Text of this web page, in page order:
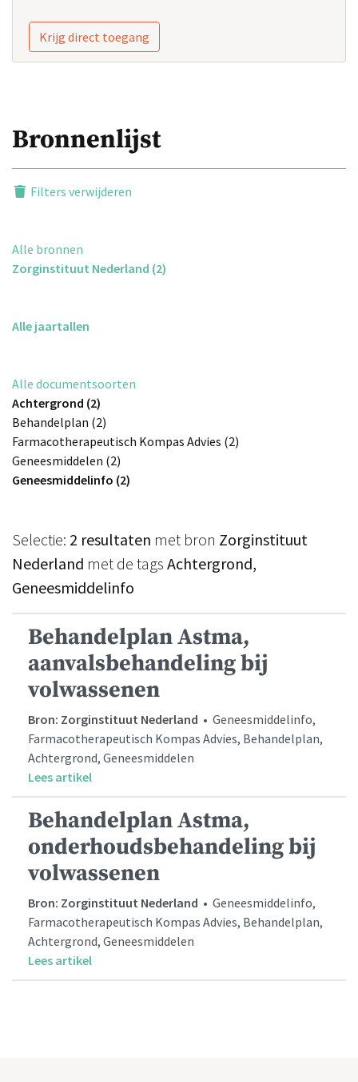
Krijg direct toegang
Bronnenlijst
Filters verwijderen
Alle bronnen
Zorginstituut Nederland (2)
Alle jaartallen
Alle documentsoorten
Achtergrond (2)
Behandelplan (2)
Farmacotherapeutisch Kompas Advies (2)
Geneesmiddelen (2)
Geneesmiddelinfo (2)
Selectie: 2 resultaten met bron Zorginstituut
Nederland met de tags Achtergrond,
Geneesmiddelinfo
Behandelplan Astma,
aanvalsbehandeling bij
volwassenen
Bron: Zorginstituut Nederland • Geneesmiddelinfo,
Farmacotherapeutisch Kompas Advies, Behandelplan,
Achtergrond, Geneesmiddelen
Lees artikel
Behandelplan Astma,
onderhoudsbehandeling bij
volwassenen
Bron: Zorginstituut Nederland • Geneesmiddelinfo,
Farmacotherapeutisch Kompas Advies, Behandelplan,
Achtergrond, Geneesmiddelen
Lees artikel